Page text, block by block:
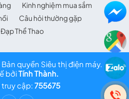
Kinh nghiệm mua sắm
Câu hỏi thường gặp
Thể Thao
quyền Siêu thị điện máy.
bởiTính Thành.
truy cập: 755675